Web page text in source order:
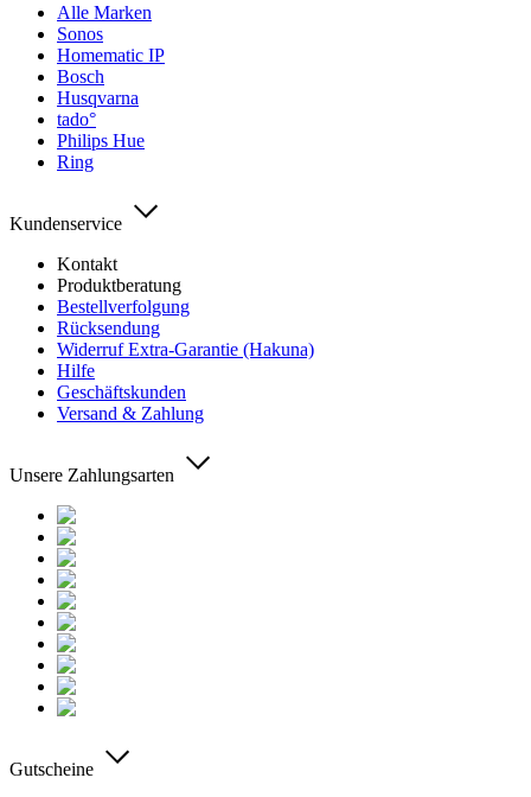
Alle Marken
Sonos
Homematic IP
Bosch
Husqvarna
tado°
Philips Hue
Ring
Kundenservice
Kontakt
Produktberatung
Bestellverfolgung
Rücksendung
Widerruf Extra-Garantie (Hakuna)
Hilfe
Geschäftskunden
Versand & Zahlung
Unsere Zahlungsarten
Gutscheine